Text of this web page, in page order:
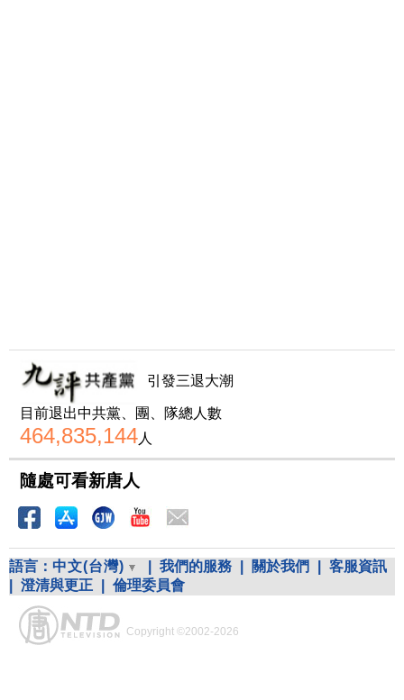
引發三退大潮
目前退出中共黨、團、隊總人數
464,835,144人
隨處可看新唐人
語言： 中文(台灣) 我們的服務 關於我們
客服資訊
澄清與更正 倫理委員會
Copyright ©2002-2026